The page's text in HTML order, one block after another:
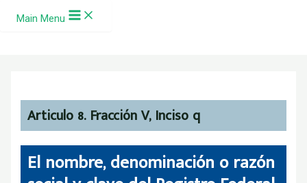
Ir al contenido
Main Menu
Articulo 8. Fracción V, Inciso q
El nombre, denominación o razón